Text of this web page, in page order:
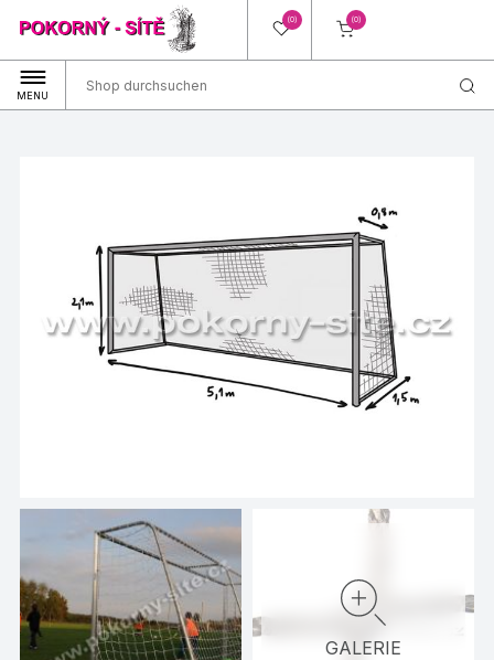
(0) (0)
MENU
GALERIE